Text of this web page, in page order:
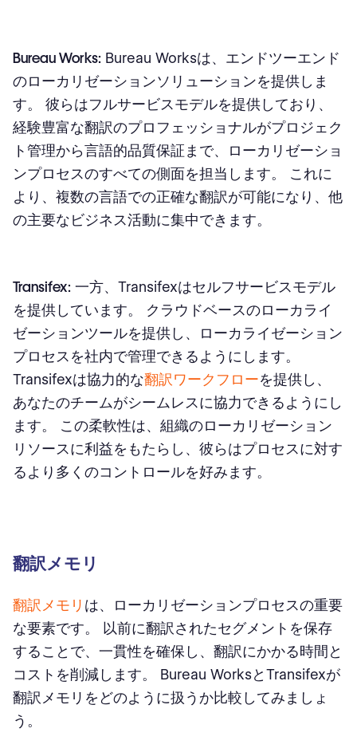
Bureau Works: Bureau Worksは、エンドツーエンド
のローカリゼーションソリューションを提供しま
す。 彼らはフルサービスモデルを提供しており、
経験豊富な翻訳のプロフェッショナルがプロジェク
ト管理から言語的品質保証まで、ローカリゼーショ
ンプロセスのすべての側面を担当します。 これに
より、複数の言語での正確な翻訳が可能になり、他
の主要なビジネス活動に集中できます。
Transifex: 一方、Transifexはセルフサービスモデル
を提供しています。 クラウドベースのローカライ
ゼーションツールを提供し、ローカライゼーション
プロセスを社内で管理できるようにします。
Transifexは協力的な翻訳ワークフローを提供し、
あなたのチームがシームレスに協力できるようにし
ます。 この柔軟性は、組織のローカリゼーション
リソースに利益をもたらし、彼らはプロセスに対す
るより多くのコントロールを好みます。
翻訳メモリ
翻訳メモリ は、ローカリゼーションプロセスの重要
な要素です。 以前に翻訳されたセグメントを保存
することで、一貫性を確保し、翻訳にかかる時間と
コストを削減します。 Bureau WorksとTransifexが
翻訳メモリをどのように扱うか比較してみましょ
う。